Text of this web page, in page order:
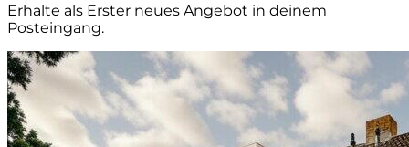
Erhalte als Erster neues Angebot in deinem
Posteingang.